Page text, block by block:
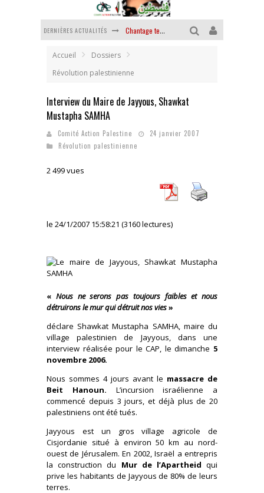
DERNIÈRES ACTUALITÉS Chantage terroriste
La guerre sioniste, la guerre démographique
Accueil
Dossiers
Révolution palestinienne
Interview du Maire de Jayyous, Shawkat
Mustapha SAMHA
Comité Action Palestine
24 janvier 2007
Révolution palestinienne
2 499 vues
le 24/1/2007 15:58:21 (3160 lectures)
« Nous ne serons pas toujours faibles et nous
détruirons le mur qui détruit nos vies»
déclare Shawkat Mustapha SAMHA, maire du
village palestinien de Jayyous, dans une
interview réalisée pour le CAP, le dimanche 5
novembre 2006.
Nous sommes 4 jours avant le massacre de
Beit Hanoun. L’incursion israélienne a
commencé depuis 3 jours, et déjà plus de 20
palestiniens ont été tués.
Jayyous est un gros village agricole de
Cisjordanie situé à environ 50 km au nord-
ouest de Jérusalem. En 2002, Israël a entrepris
la construction du Mur de l’Apartheid qui
prive les habitants de Jayyous de 80% de leurs
terres.